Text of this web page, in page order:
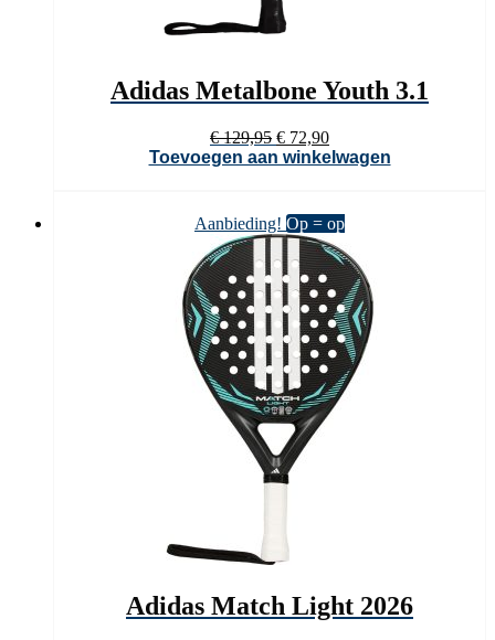
Adidas Metalbone Youth 3.1
€129,95 Oorspronkelijke
prijs
€ 72,90Huidige
prijs
Toevoegen aan winkelwagen
Aanbieding! Op = op
Adidas Match Light 2026